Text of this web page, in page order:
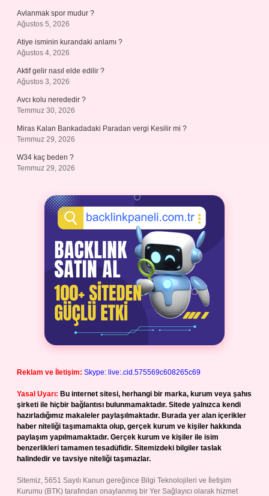
Avlanmak spor mudur ?
Ağustos 5, 2026
Atiye isminin kurandaki anlamı ?
Ağustos 4, 2026
Aktif gelir nasıl elde edilir ?
Ağustos 3, 2026
Avcı kolu nerededir ?
Temmuz 30, 2026
Miras Kalan Bankadadaki Paradan vergi Kesilir mi ?
Temmuz 29, 2026
W34 kaç beden ?
Temmuz 29, 2026
Reklam ve İletişim: Skype: live:.cid.575569c608265c69
Yasal Uyarı: Bu internet sitesi, herhangi bir marka, kurum veya şahıs
şirketi ile hiçbir bağlantısı bulunmamaktadır. Sitede yalnızca kendi
hazırladığımız makaleler paylaşılmaktadır. Burada yer alan içerikler
haber niteliği taşımamakta olup, gerçek kurum ve kişiler hakkında
paylaşım yapılmamaktadır. Gerçek kurum ve kişiler ile isim
benzerlikleri tamamen tesadüfidir. Sitemizdeki bilgiler taslak
halindedir ve tavsiye niteliği taşımazlar.
Sitemiz, 5651 Sayılı Kanun gereğince Bilgi Teknolojileri ve İletişim
Kurumu (BTK) tarafından onaylanmış bir Yer Sağlayıcı olarak hizmet